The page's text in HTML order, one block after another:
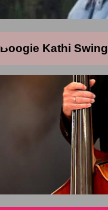
Boogie Kathi